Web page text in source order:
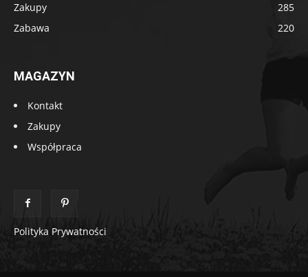
Zakupy
285
Zabawa
220
MAGAZYN
Kontakt
Zakupy
Współpraca
Polityka Prywatności